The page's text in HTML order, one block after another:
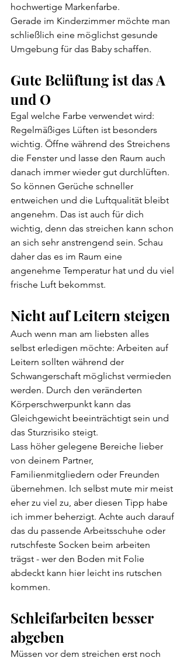
hochwertige Markenfarbe.
Gerade im Kinderzimmer möchte man
schließlich eine möglichst gesunde
Umgebung für das Baby schaffen.
Gute Belüftung ist das A
und O
Egal welche Farbe verwendet wird:
Regelmäßiges Lüften ist besonders
wichtig. Öffne während des Streichens
die Fenster und lasse den Raum auch
danach immer wieder gut durchlüften.
So können Gerüche schneller
entweichen und die Luftqualität bleibt
angenehm. Das ist auch für dich
wichtig, denn das streichen kann schon
an sich sehr anstrengend sein. Schau
daher das es im Raum eine
angenehme Temperatur hat und du viel
frische Luft bekommst.
Nicht auf Leitern steigen
Auch wenn man am liebsten alles
selbst erledigen möchte: Arbeiten auf
Leitern sollten während der
Schwangerschaft möglichst vermieden
werden. Durch den veränderten
Körperschwerpunkt kann das
Gleichgewicht beeinträchtigt sein und
das Sturzrisiko steigt.
Lass höher gelegene Bereiche lieber
von deinem Partner,
Familienmitgliedern oder Freunden
übernehmen. Ich selbst mute mir meist
eher zu viel zu, aber diesen Tipp habe
ich immer beherzigt. Achte auch darauf
das du passende Arbeitsschuhe oder
rutschfeste Socken beim arbeiten
trägst - wer den Boden mit Folie
abdeckt kann hier leicht ins rutschen
kommen.
Schleifarbeiten besser
abgeben
Müssen vor dem streichen erst noch